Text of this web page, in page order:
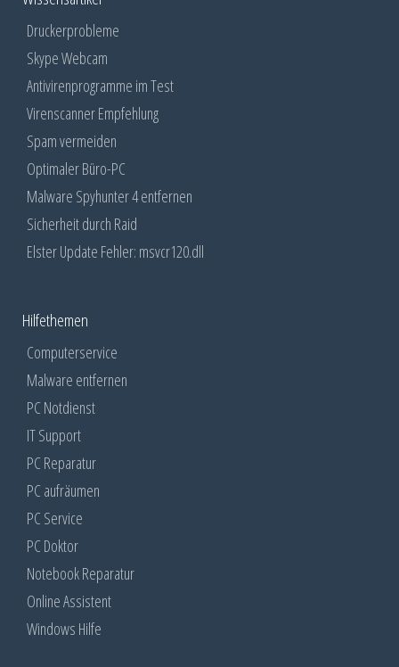
Druckerprobleme
Skype Webcam
Antivirenprogramme im Test
Virenscanner Empfehlung
Spam vermeiden
Optimaler Büro-PC
Malware Spyhunter 4 entfernen
Sicherheit durch Raid
Elster Update Fehler: msvcr120.dll
Hilfethemen
Computerservice
Malware entfernen
PC Notdienst
IT Support
PC Reparatur
PC aufräumen
PC Service
PC Doktor
Notebook Reparatur
Online Assistent
Windows Hilfe